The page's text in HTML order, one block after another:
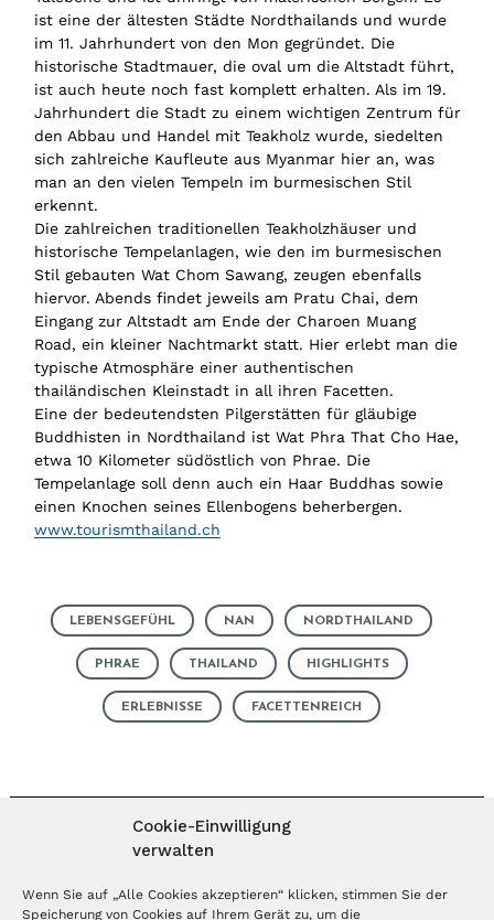
Cookie-Einwilligung
verwalten
Wenn Sie auf „Alle Cookies akzeptieren“ klicken, stimmen Sie der
Speicherung von Cookies auf Ihrem Gerät zu, um die
ist eine der ältesten Städte Nordthailands und wurde
im 11. Jahrhundert von den Mon gegründet. Die
historische Stadtmauer, die oval um die Altstadt führt,
ist auch heute noch fast komplett erhalten. Als im 19.
Jahrhundert die Stadt zu einem wichtigen Zentrum für
den Abbau und Handel mit Teakholz wurde, siedelten
sich zahlreiche Kaufleute aus Myanmar hier an, was
man an den vielen Tempeln im burmesischen Stil
erkennt.
Die zahlreichen traditionellen Teakholzhäuser und
historische Tempelanlagen, wie den im burmesischen
Stil gebauten Wat Chom Sawang, zeugen ebenfalls
hiervor. Abends findet jeweils am Pratu Chai, dem
Eingang zur Altstadt am Ende der Charoen Muang
Road, ein kleiner Nachtmarkt statt. Hier erlebt man die
typische Atmosphäre einer authentischen
thailändischen Kleinstadt in all ihren Facetten.
Eine der bedeutendsten Pilgerstätten für gläubige
Buddhisten in Nordthailand ist Wat Phra That Cho Hae,
etwa 10 Kilometer südöstlich von Phrae. Die
Tempelanlage soll denn auch ein Haar Buddhas sowie
einen Knochen seines Ellenbogens beherbergen.
www.tourismthailand.ch
LEBENSGEFÜHL NAN NORDTHAILAND
PHRAE THAILAND HIGHLIGHTS
ERLEBNISSE FACETTENREICH
MAGAZIN ABONNIEREN